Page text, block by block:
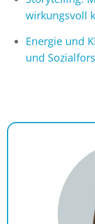
wirkungsvoll
Energie und
und